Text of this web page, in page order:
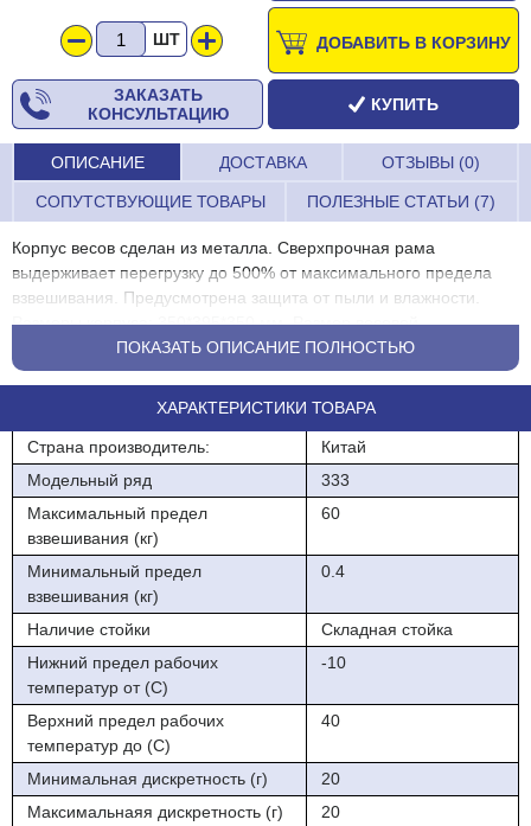
ШТ ДОБАВИТЬ В КОРЗИНУ
ЗАКАЗАТЬ
КОНСУЛЬТАЦИЮ
КУПИТЬ
ОПИСАНИЕ ДОСТАВКА ОТЗЫВЫ (0)
СОПУТСТВУЮЩИЕ ТОВАРЫ ПОЛЕЗНЫЕ СТАТЬИ (7)
Корпус весов сделан из металла. Сверхпрочная рама
выдерживает перегрузку до 500% от максимального предела
взвешивания. Предусмотрена защита от пыли и влажности.
Размеры корпуса: 350*395*350 мм. Размер весовой
платформы: 300*350 мм.
Для управления весами установлена промышленная сенсорная
клавиатура. Пользователям доступен следующие режимы
работы:
Простое взвешивание;
Режим суммирования;
Работа с запрограммированными ценами;
Вычисление сдачи;
Счетный режим;
Учет веса тары;
Поверка
Результаты выводятся вычислений на LED-дисплей. Он
установлен на выносной стойке. Дисплей закреплен на
металлической основе. Он выводит массу информаию о массе
ПОКАЗАТЬ ОПИСАНИЕ ПОЛНОСТЬЮ
ХАРАКТЕРИСТИКИ ТОВАРА
Страна производитель:
Китай
Модельный ряд
333
Максимальный предел
взвешивания (кг)
60
Минимальный предел
взвешивания (кг)
0.4
Наличие стойки
Складная стойка
Нижний предел рабочих
температур от (С)
-10
Верхний предел рабочих
температур до (С)
40
Минимальная дискретность (г)
20
Максимальнаяя дискретность (г)
20